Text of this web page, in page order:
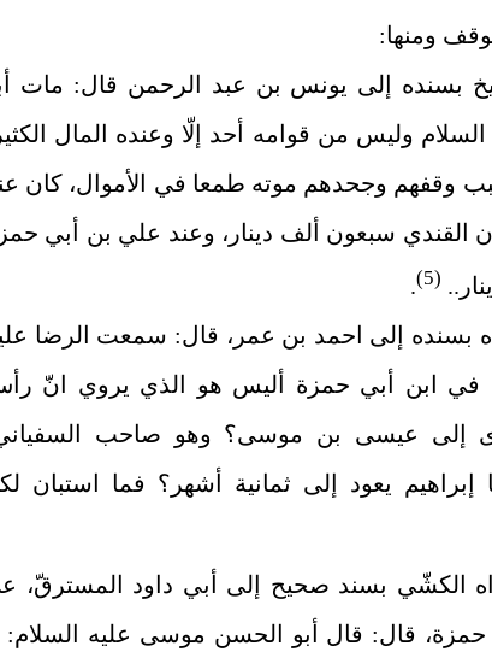
ومنها:
بسنده إلى يونس بن عبد الرحمن قال: مات
السلام وليس من قوامه أحد إلّا وعنده المال
وقفهم وجحدهم موته طمعا في الأموال، كان
القندي سبعون ألف دينار، وعند علي بن أبي
(5)
.
بسنده إلى احمد بن عمر، قال: سمعت الرضا
في ابن أبي حمزة أليس هو الذي يروي انّ
إلى عيسى بن موسى؟ وهو صاحب
إبراهيم يعود إلى ثمانية أشهر؟ فما استبان
الكشّي بسند صحيح إلى أبي داود المسترقّ،
قال: قال أبو الحسن موسى عليه ‌السلام: